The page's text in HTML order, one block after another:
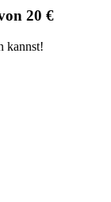
20 €
kannst!